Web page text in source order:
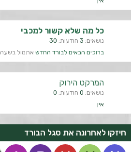
כל מה שלא קשור למכבי
נושאים 3 הודעות 30
ברוכים הבאים לבורד החדש אתמול בשעה 23:01
המרקט הירוק
נושאים 0 הודעות 0
אין
חיזקו לאחרונה את סגל הבורד